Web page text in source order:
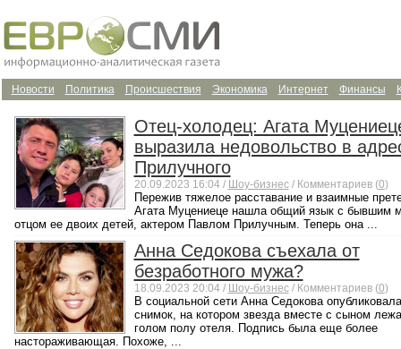
Финансы
Интернет
Экономика
Происшествия
Политика
Новости
Отец-холодец: Агата
выразила недовольство в
Прилучного
20.09.2023 16:04 / Шоу-бизнес/ Комментариев (0)
Пережив тяжелое расставание и взаимные
Агата Муцениеце нашла общий язык с бывшим
отцом ее двоих детей, актером Павлом Прилучным. Теперь она ...
Анна Седокова съехала от
безработного мужа?
18.09.2023 20:04 / Шоу-бизнес/ Комментариев (0)
В социальной сети Анна Седокова опубликовала
снимок, на котором звезда вместе с сыном
голом полу отеля. Подпись была еще более
настораживающая. Похоже, ...